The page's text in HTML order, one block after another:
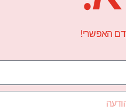
האפשרי!